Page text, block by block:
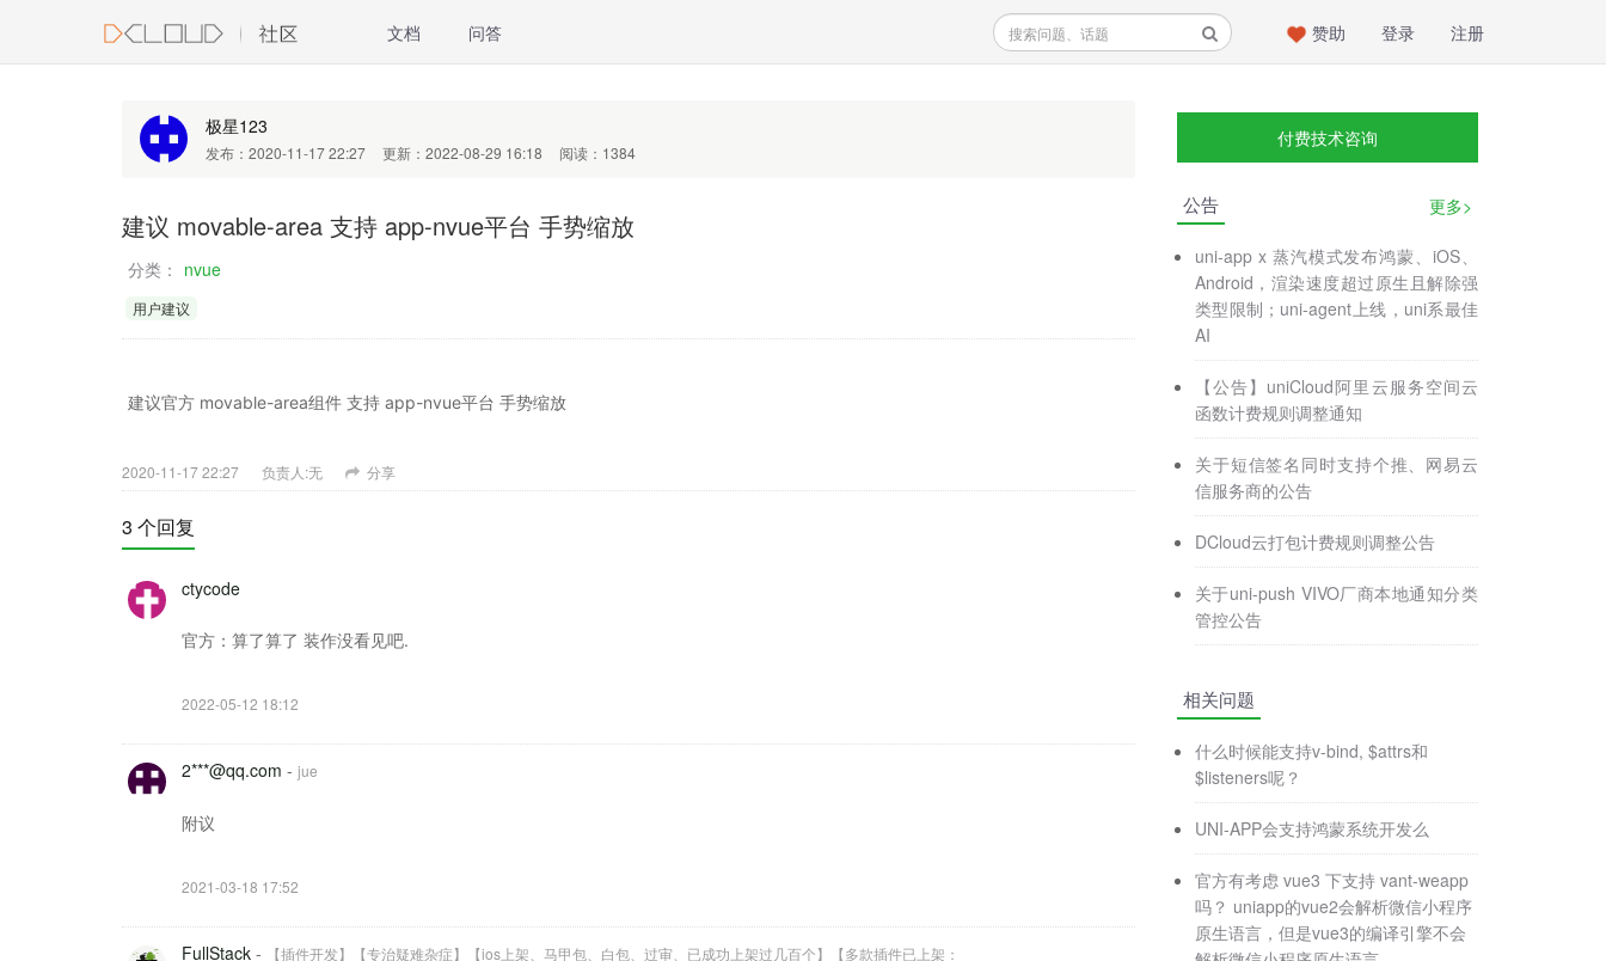
文档 问答 注册
登录
赞助
极星123
发布：2020-11-17 22:27 更新：2022-08-29 16:18 阅读：1384
建议 movable-area 支持 app-nvue平台 手势缩放
分类： nvue
用户建议
建议官方 movable-area组件 支持 app-nvue平台 手势缩放
2020-11-17 22:27 负责人:无 分享
3 个回复
ctycode
官方：算了算了 装作没看见吧.
2022-05-12 18:12
2***@qq.com - jue
附议
2021-03-18 17:52
FullStack -
【插件开发】【专治疑难杂症】【ios上架、马甲包、白包、过审、已成功上架过几百个】【多款插件已上架：
付费技术咨询
公告 更多>
uni-app x 蒸汽模式发布鸿蒙、iOS、
Android，渲染速度超过原生且解除强
类型限制；uni-agent上线，uni系最佳
AI
【公告】uniCloud阿里云服务空间云
函数计费规则调整通知
关于短信签名同时支持个推、网易云
信服务商的公告
DCloud云打包计费规则调整公告
关于uni-push VIVO厂商本地通知分类
管控公告
相关问题
什么时候能支持v-bind, $attrs和
$listeners呢？
UNI-APP会支持鸿蒙系统开发么
官方有考虑 vue3 下支持 vant-weapp
吗？ uniapp的vue2会解析微信小程序
原生语言，但是vue3的编译引擎不会